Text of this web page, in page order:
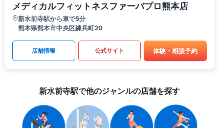
メディカルフィットネスファーバプロ熊本店
新水前寺駅から車で5分
熊本県熊本市中央区練兵町20
店舗情報 公式サイト 体験・相談予約
新水前寺駅で他のジャンルの店舗を探す